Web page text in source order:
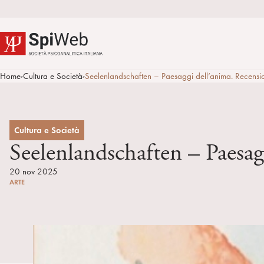
Home>Cultura e Società>Seelenlandschaften – Paesaggi dell’anima.
Cultura e Società
Seelenlandschaften –
20 nov 2025
ARTE